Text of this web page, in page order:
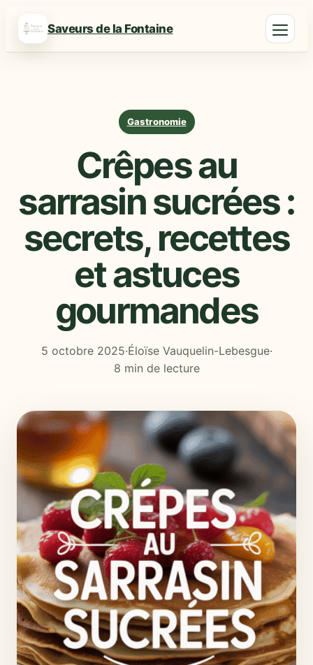
Saveurs de la Fontaine
Gastronomie
Crêpes au
sarrasin sucrées :
secrets, recettes
et astuces
gourmandes
5 octobre 2025·Éloïse Vauquelin-Lebesgue·
8 min de lecture